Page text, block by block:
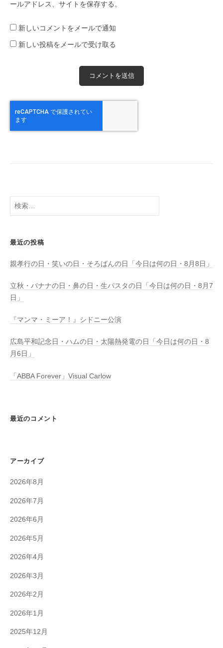
ールアドレス、サイトを保存する。
新しいコメントをメールで通知
新しい投稿をメールで受け取る
検
索:
最近の投稿
親孝行の日・笑いの日・そろばんの日「今日は何の日・8月8日」
立秋・バナナの日・鼻の日・生パスタの日「今日は何の日・8月7
日」
『マンマ・ミーア！』シドニー公演
広島平和記念日・ハムの日・太陽熱発電の日「今日は何の日・8
月6日」
「ABBA Forever」Visual Carlow
最近のコメント
アーカイブ
2026年8月
2026年7月
2026年6月
2026年5月
2026年4月
2026年3月
2026年2月
2026年1月
2025年12月